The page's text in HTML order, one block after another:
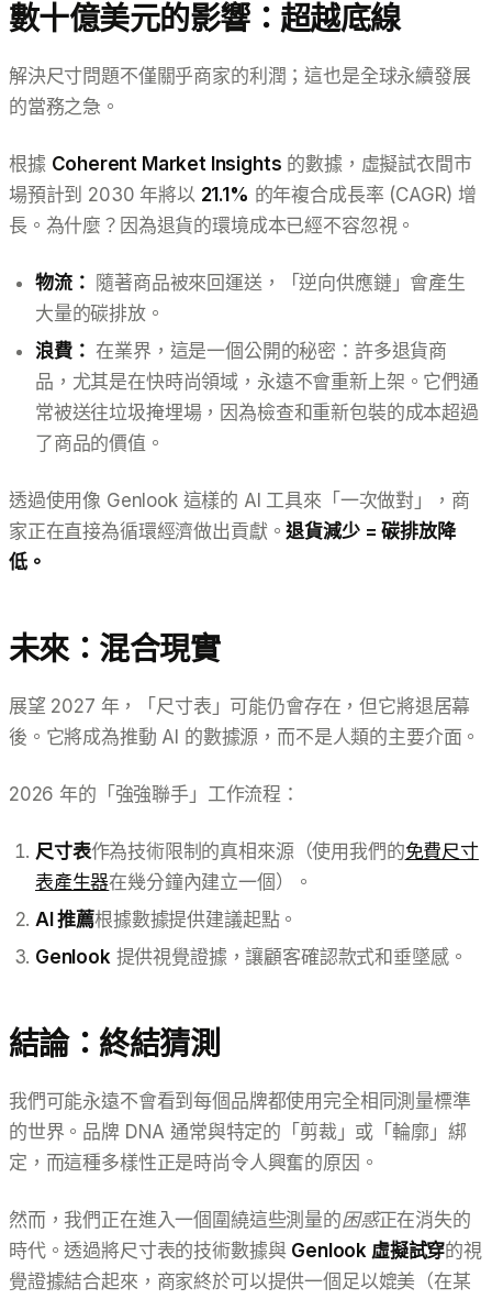
數十億美元的影響：超越底線
解決尺寸問題不僅關乎商家的利潤；這也是全球永續發展
的當務之急。
根據 Coherent Market Insights 的數據，虛擬試衣間市
場預計到 2030 年將以 21.1% 的年複合成長率 (CAGR) 增
長。為什麼？因為退貨的環境成本已經不容忽視。
物流： 隨著商品被來回運送，「逆向供應鏈」會產生
大量的碳排放。
浪費： 在業界，這是一個公開的秘密：許多退貨商
品，尤其是在快時尚領域，永遠不會重新上架。它們通
常被送往垃圾掩埋場，因為檢查和重新包裝的成本超過
了商品的價值。
透過使用像 Genlook 這樣的 AI 工具來「一次做對」，商
家正在直接為循環經濟做出貢獻。退貨減少 = 碳排放降
低。
未來：混合現實
展望 2027 年，「尺寸表」可能仍會存在，但它將退居幕
後。它將成為推動 AI 的數據源，而不是人類的主要介面。
2026 年的「強強聯手」工作流程：
尺寸表作為技術限制的真相來源（使用我們的免費尺寸
表產生器在幾分鐘內建立一個）。
AI 推薦根據數據提供建議起點。
Genlook 提供視覺證據，讓顧客確認款式和垂墜感。
結論：終結猜測
我們可能永遠不會看到每個品牌都使用完全相同測量標準
的世界。品牌 DNA 通常與特定的「剪裁」或「輪廓」綁
定，而這種多樣性正是時尚令人興奮的原因。
然而，我們正在進入一個圍繞這些測量的困惑正在消失的
時代。透過將尺寸表的技術數據與 Genlook 虛擬試穿的視
覺證據結合起來，商家終於可以提供一個足以媲美（在某